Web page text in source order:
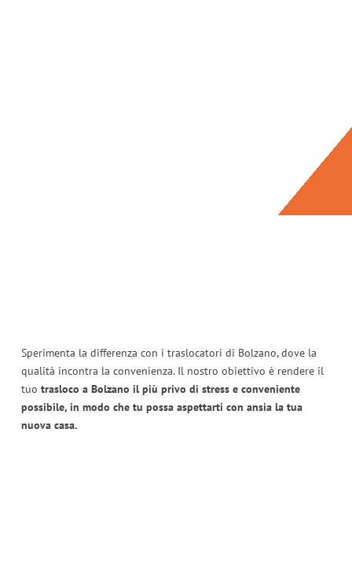
Sperimenta la differenza con i traslocatori di Bolzano, dove la
qualità incontra la convenienza. Il nostro obiettivo è rendere il
tuo trasloco a Bolzano il più privo di stress e conveniente
possibile, in modo che tu possa aspettarti con ansia la tua
nuova casa.